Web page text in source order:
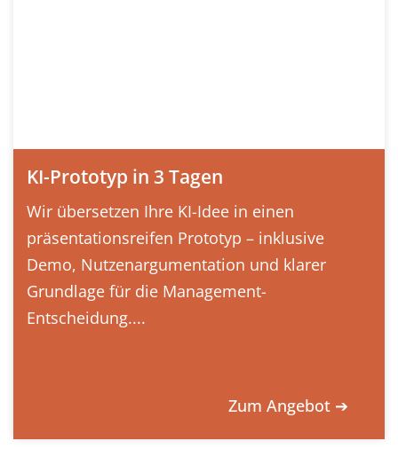
KI-Prototyp in 3 Tagen
Wir übersetzen Ihre KI-Idee in einen
präsentationsreifen Prototyp – inklusive
Demo, Nutzenargumentation und klarer
Grundlage für die Management-
Entscheidung....
Zum Angebot ➔